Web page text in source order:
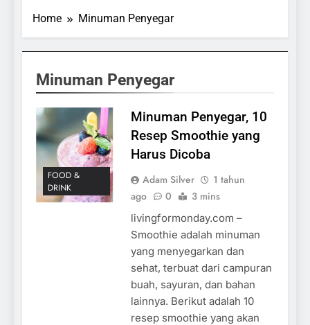
Home Minuman Penyegar
Minuman Penyegar
FOOD &
DRINK
Minuman Penyegar, 10
Resep Smoothie yang
Harus Dicoba
Adam Silver
1 tahun
ago
0 3 mins
livingformonday.com –
Smoothie adalah minuman
yang menyegarkan dan
sehat, terbuat dari campuran
buah, sayuran, dan bahan
lainnya. Berikut adalah 10
resep smoothie yang akan